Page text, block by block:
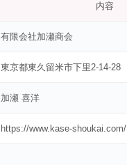
内容
有限会社加瀬商会
東京都東久留米市下里2-14-28
加瀬 喜洋
https://www.kase-shoukai.com/